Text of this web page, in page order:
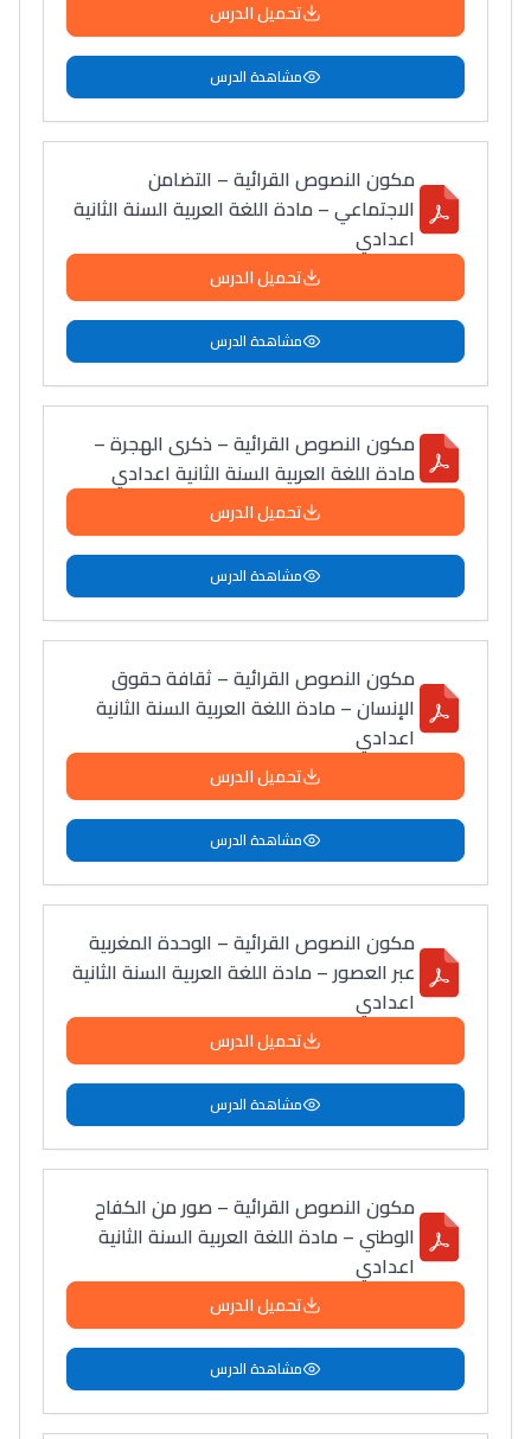
تحميل الدرس
مشاهدة الدرس
مكون النصوص القرائية – التضامن
الاجتماعي – مادة اللغة العربية السنة الثانية
اعدادي
تحميل الدرس
مشاهدة الدرس
مكون النصوص القرائية – ذكرى الهجرة –
مادة اللغة العربية السنة الثانية اعدادي
تحميل الدرس
مشاهدة الدرس
مكون النصوص القرائية – ثقافة حقوق
الإنسان – مادة اللغة العربية السنة الثانية
اعدادي
تحميل الدرس
مشاهدة الدرس
مكون النصوص القرائية – الوحدة المغربية
عبر العصور – مادة اللغة العربية السنة الثانية
اعدادي
تحميل الدرس
مشاهدة الدرس
مكون النصوص القرائية – صور من الكفاح
الوطني – مادة اللغة العربية السنة الثانية
اعدادي
تحميل الدرس
مشاهدة الدرس